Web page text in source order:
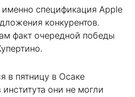
именно спецификация Apple
конкурентов.
факт очередной победы
в пятницу в Осаке
они не могли